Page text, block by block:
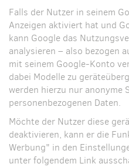
Falls der Nutzer in seinem
Anzeigen aktiviert hat und
kann Google das
analysieren – also bezogen
mit seinem Google-Konto
dabei Modelle zu
werden hierzu nur
personenbezogenen Daten.
Möchte der Nutzer diese
deaktivieren, kann er die
Werbung" in den
unter folgendem Link